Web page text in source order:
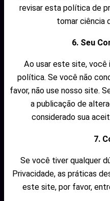
revisar esta política de
tomar ciência
6. Seu
Ao usar este site, você
política. Se você não
favor, não use nosso site.
a publicação de
considerado sua
7.
Se você tiver qualquer
Privacidade, as práticas
este site, por favor,